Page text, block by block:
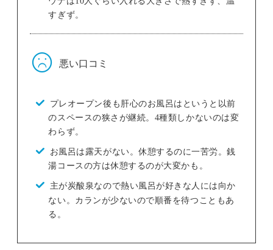
すぎず。
悪い口コミ
プレオープン後も肝心のお風呂はというと以前
のスペースの狭さが継続。4種類しかないのは変
わらず。
お風呂は露天がない。休憩するのに一苦労。銭
湯コースの方は休憩するのが大変かも。
主が炭酸泉なので熱い風呂が好きな人には向か
ない。カランが少ないので順番を待つこともあ
る。